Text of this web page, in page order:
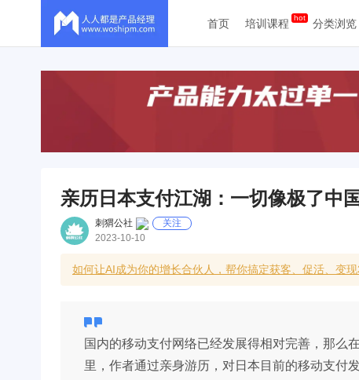
首页 培训课程 分类浏览
亲历日本支付江湖：一切像极了中
刺猬公社
关注
2023-10-10
如何让AI成为你的增长合伙人，帮你搞定获客、促活、变
国内的移动支付网络已经发展得相对完善，那么
里，作者通过亲身游历，对日本目前的移动支付